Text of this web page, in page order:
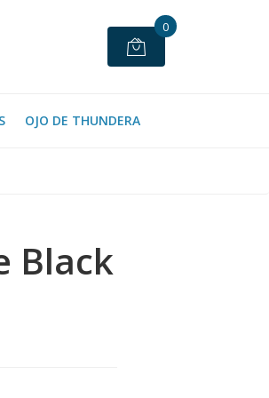
0
OJO DE THUNDERA
Black